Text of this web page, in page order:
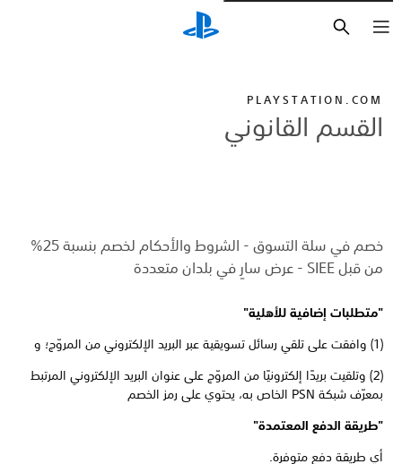
PLAYSTATION.COM
القسم القانوني
خصم في سلة التسوق - الشروط والأحكام لخصم بنسبة 25%
من قبل SIEE - عرض سارٍ في بلدان متعددة
"متطلبات إضافية للأهلية"
(1) وافقت على تلقي رسائل تسويقية عبر البريد الإلكتروني من المروّج؛ و
(2) وتلقيت بريدًا إلكترونيًا من المروّج على عنوان البريد الإلكتروني المرتبط
بمعرّف شبكة PSN الخاص به، يحتوي على رمز الخصم
"طريقة الدفع المعتمدة"
أي طريقة دفع متوفرة.